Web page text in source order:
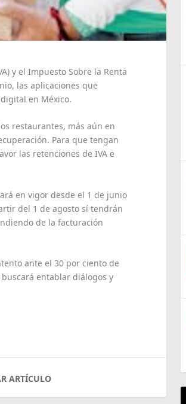
y el Impuesto Sobre la Renta
las aplicaciones que
en México.
restaurantes, más aún en
Para que tengan
las retenciones de IVA e
en vigor desde el 1 de junio
del 1 de agosto sí tendrán
de la facturación
ante el 30 por ciento de
entablar diálogos y
ARTÍCULO